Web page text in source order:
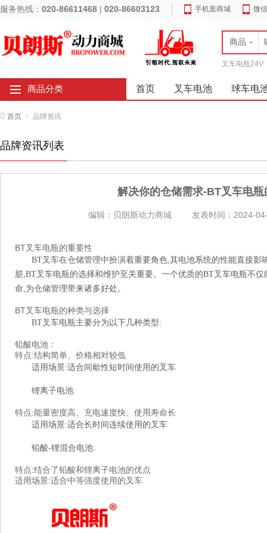
服务热线： 020-86611468 | 020-86603123 手机逛商城 微
商品
叉车电瓶24V
商品分类 首页 叉车电池 球车电
首页 > 品牌资讯
品牌资讯列表
解决你的仓储需求-BT叉车电
编辑：贝朗斯动力商城 发表时间：2024-
BT叉车电瓶的重要性
BT叉车在仓储管理中扮演着重要角色,其电池系统的性能直接影
脏,BT叉车电瓶的选择和维护至关重要。一个优质的BT叉车电瓶不
命,为仓储管理带来诸多好处。
BT叉车电瓶的种类与选择
BT叉车电瓶主要分为以下几种类型:
铅酸电池：
特点:结构简单、价格相对较低
适用场景:适合间歇性短时间使用的叉车
锂离子电池:
特点:能量密度高、充电速度快、使用寿命长
适用场景:适合长时间连续使用的叉车
铅酸-锂混合电池:
特点:结合了铅酸和锂离子电池的优点
适用场景:适合中等强度使用的叉车